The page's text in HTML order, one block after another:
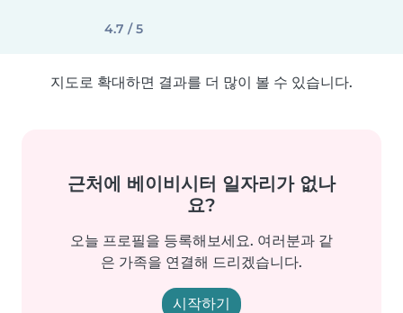
4.7 / 5
지도로 확대하면 결과를 더 많이 볼 수 있습니다.
근처에 베이비시터 일자리가 없나
요?
오늘 프로필을 등록해보세요. 여러분과 같
은 가족을 연결해 드리겠습니다.
시작하기